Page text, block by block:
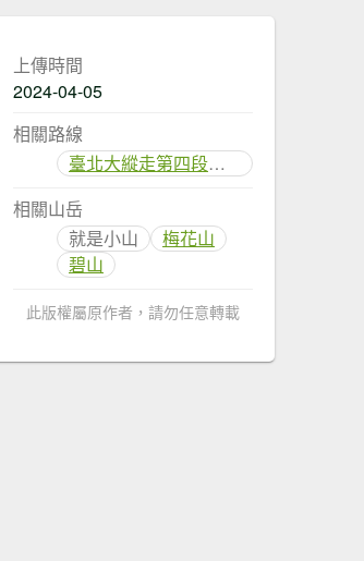
上傳時間
2024-04-05
相關路線
臺北大縱走第四段：風櫃口至中華科技大學
相關山岳
就是小山
梅花山
碧山
此版權屬原作者，請勿任意轉載